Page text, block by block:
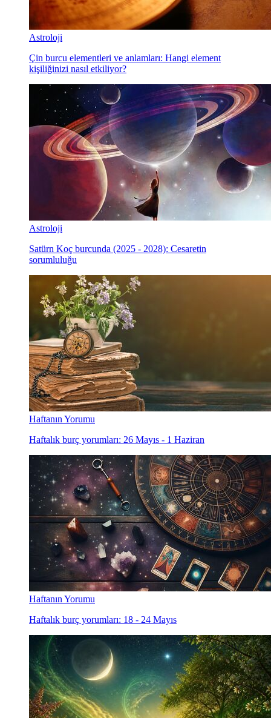
Astroloji
Çin burcu elementleri ve anlamları: Hangi element
kişiliğinizi nasıl etkiliyor?
Astroloji
Satürn Koç burcunda (2025 - 2028): Cesaretin
sorumluluğu
Haftanın Yorumu
Haftalık burç yorumları: 26 Mayıs - 1 Haziran
Haftanın Yorumu
Haftalık burç yorumları: 18 - 24 Mayıs